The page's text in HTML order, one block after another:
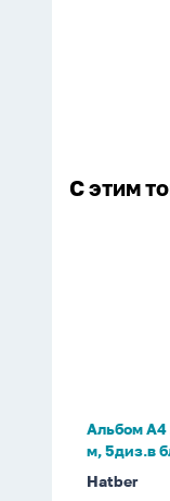
С этим
гр/
м,
5диз.в
Альбом А4
м, 5диз.в
Hatber